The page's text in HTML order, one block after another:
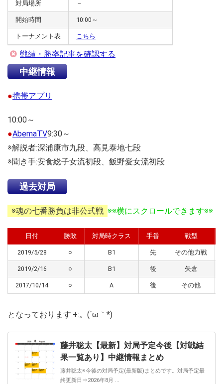
対局場所 －
開始時間 10:00～
トーナメント表 こちら
戦績・勝率記事を確認する
中継情報
●携帯アプリ
10:00～
●AbemaTV9:30～
※解説者:深浦康市九段、高見泰地七段
※聞き手:安食総子女流初段、飯野愛女流初段
過去対局
※魂の七番勝負は非公式戦 ※※横にスクロールできます※※
日付 勝敗 対局時クラス 手番 戦型
2019/5/28 ○ B1 先 その他力戦
2019/2/16 ○ B1 後 矢倉
2017/10/14 ○ A 後 その他
となっております.+:。(´ω｀*)
藤井聡太【最新】対局予定今後【対戦結
果一覧あり】中継情報まとめ
藤井聡太※今後の対局予定(最新版)まとめです。対局予定最
終更新日⇒2026年8月 ...